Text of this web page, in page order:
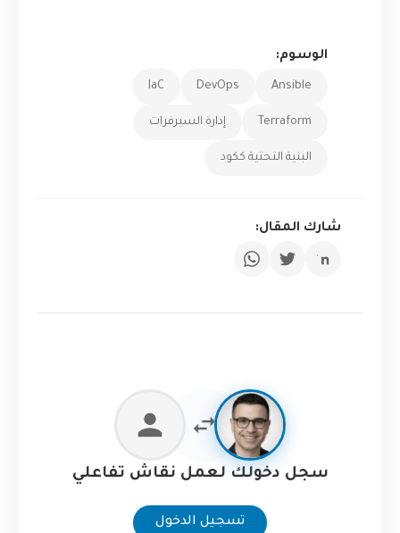
الوسوم:
Ansible
DevOps
IaC
Terraform إدارة السيرفرات
البنية التحتية ككود
شارك المقال:
سجل دخولك لعمل نقاش تفاعلي
تسجيل الدخول